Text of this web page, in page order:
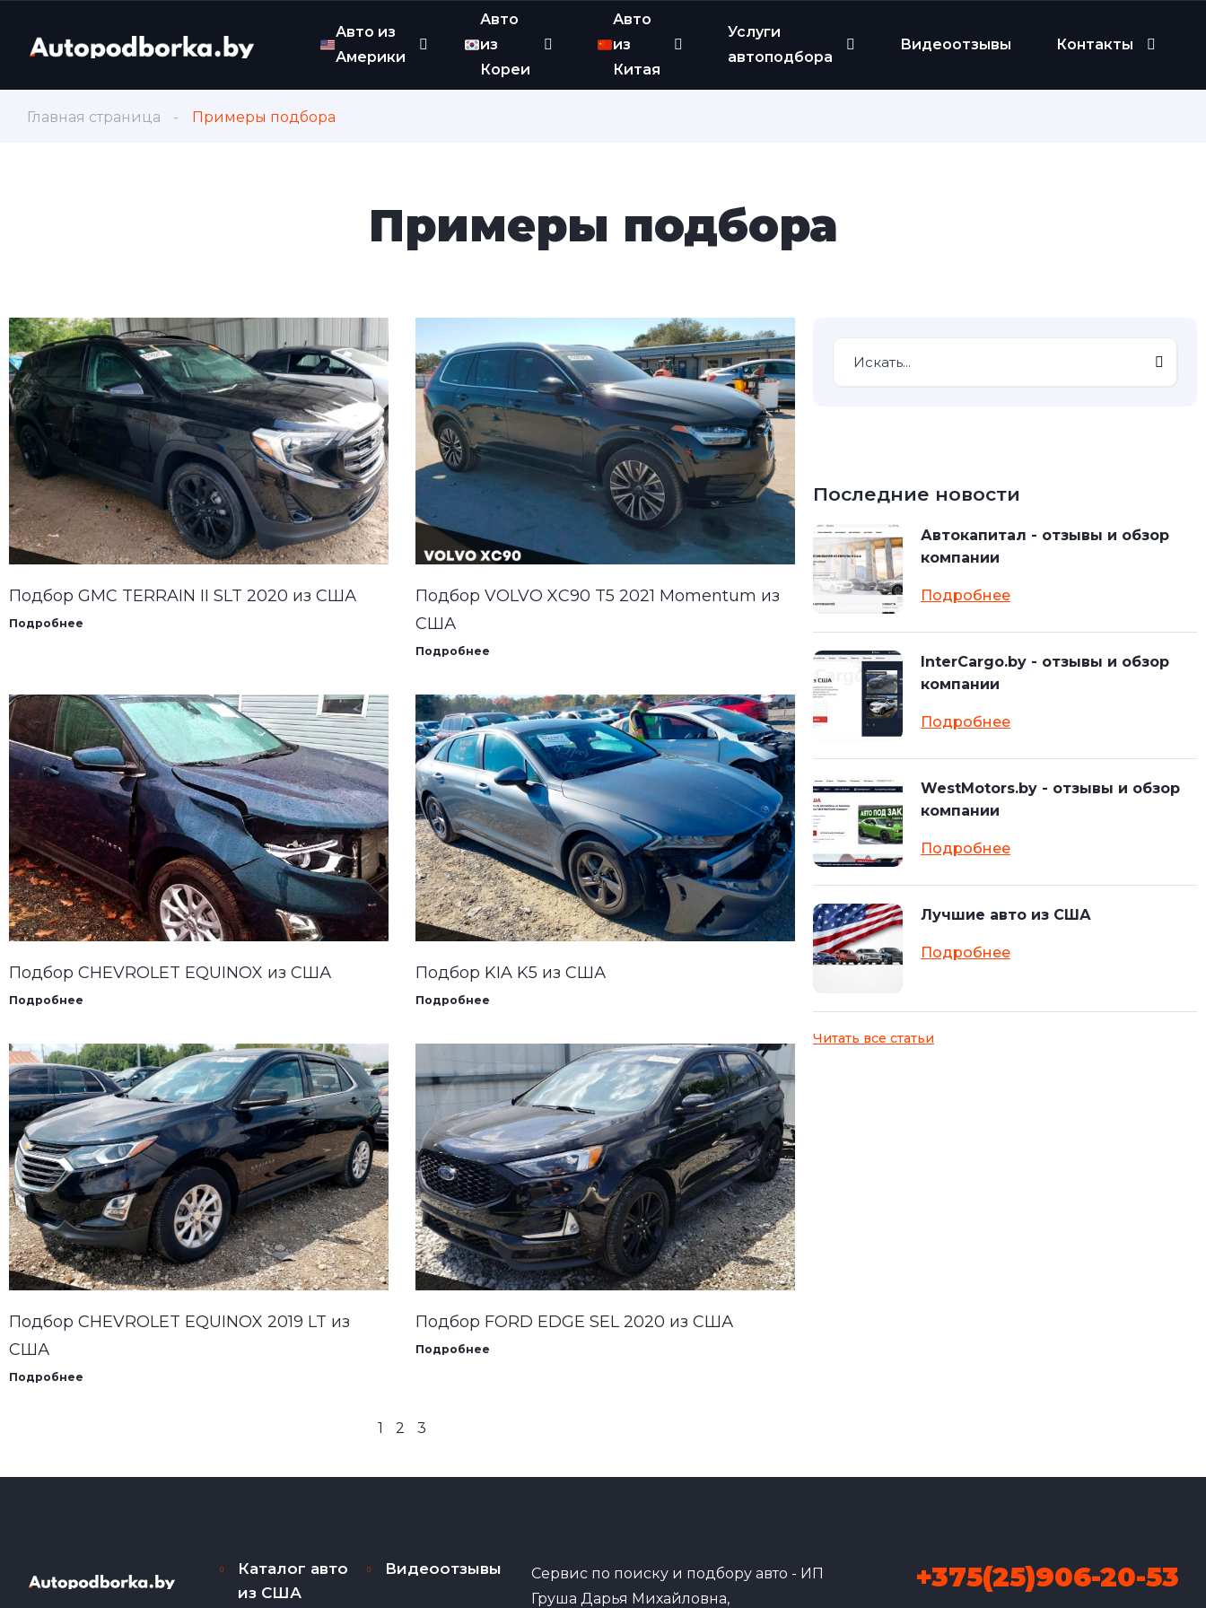
Авто из
Америки
Авто
из
Кореи
Авто
из
Китая
Услуги
автоподбора
Видеоотзывы Контакты
Главная страница Примеры подбора
Примеры подбора
Подбор GMC TERRAIN II SLT 2020 из США
Подробнее
Подбор VOLVO XC90 T5 2021 Momentum из
США
Подробнее
Подбор CHEVROLET EQUINOX из США
Подробнее
Подбор KIA K5 из США
Подробнее
Подбор CHEVROLET EQUINOX 2019 LT из
США
Подробнее
Подбор FORD EDGE SEL 2020 из США
Подробнее
1 2 3
Последние новости
Автокапитал - отзывы и обзор
компании
Подробнее
InterCargo.by - отзывы и обзор
компании
Подробнее
WestMotors.by - отзывы и обзор
компании
Подробнее
Лучшие авто из США
Подробнее
Читать все статьи
Каталог авто
из США
Видеоотзывы
Сервис по поиску и подбору авто - ИП
Груша Дарья Михайловна,
+375(25)906-20-53